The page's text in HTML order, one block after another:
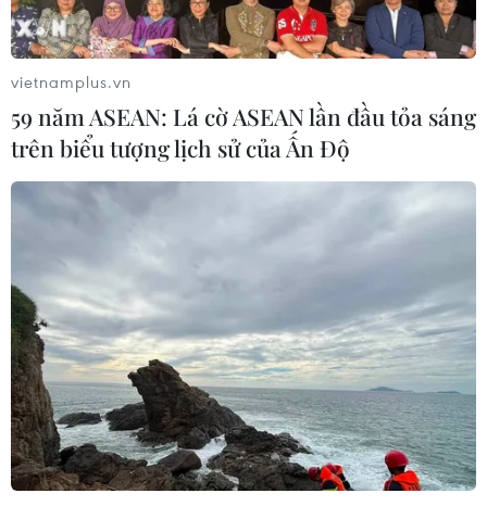
TIN CÙNG CHUYÊN MỤC
vietnamplus.vn
59 năm ASEAN: Lá cờ ASEAN lần đầu tỏa sáng
trên biểu tượng lịch sử của Ấn Độ